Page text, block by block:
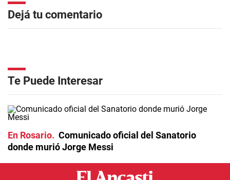
Dejá tu comentario
Te Puede Interesar
En Rosario
Comunicado oficial del Sanatorio
donde murió Jorge Messi